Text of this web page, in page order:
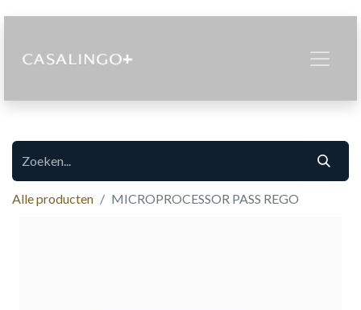
Alle producten MICROPROCESSOR PASS REGO